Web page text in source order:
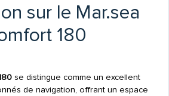
sur le Mar.sea
180
se distingue comme un excellent
de navigation, offrant un espace